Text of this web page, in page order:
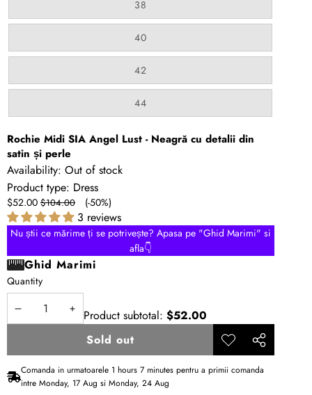
38
out
or
unavailable
40Variant
out
unavailable
42Variant
out
unavailable
44Variant
or
unavailable
Rochie Midi SIA Angel Lust - Neagră cu detalii din
satin și perle
Availability: Out of stock
Product type: Dress
Sale
price
$52.00 Regular
price
$104.00 (-50%)
3 reviews
Nu știi ce mărime ți se potrivește? Apasa pe "Ghid Marimi" si
afla👇
Ghid Marimi
Quantity
DecreaseIncrease
quantity
Product subtotal: $52.00
Sold out
Add to
Share
this
Comanda in urmatoarele 1 hours 7 minutes pentru a primii comanda
intre Monday, 17 Aug si Monday, 24 Aug